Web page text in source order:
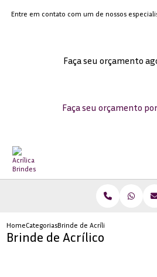
Entre em contato com um de nossos
Faça seu orçamento
Faça seu orçamento
HomeCategoriasBrinde de Acrílico
Brinde de Acrílico